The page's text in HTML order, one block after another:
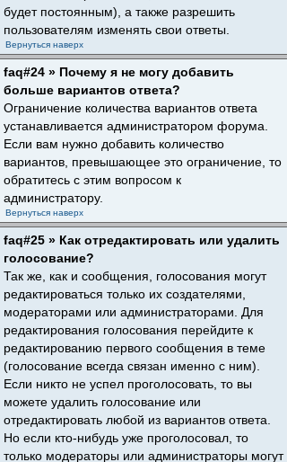
будет постоянным), а также разрешить
пользователям изменять свои ответы.
Вернуться наверх
faq#24 » Почему я не могу добавить
больше вариантов ответа?
Ограничение количества вариантов ответа
устанавливается администратором форума.
Если вам нужно добавить количество
вариантов, превышающее это ограничение, то
обратитесь с этим вопросом к
администратору.
Вернуться наверх
faq#25 » Как отредактировать или удалить
голосование?
Так же, как и сообщения, голосования могут
редактироваться только их создателями,
модераторами или администраторами. Для
редактирования голосования перейдите к
редактированию первого сообщения в теме
(голосование всегда связан именно с ним).
Если никто не успел проголосовать, то вы
можете удалить голосование или
отредактировать любой из вариантов ответа.
Но если кто-нибудь уже проголосовал, то
только модераторы или администраторы могут